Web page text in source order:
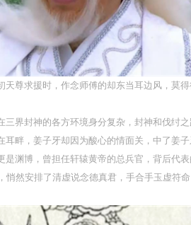
尊求援时，作念师傅的却东当耳边风，莫
界封神的各方环境身分复杂，封神和伐纣之
畔，姜子牙却因为酸心的情面关，中了姜子
渊博，曾担任轩辕黄帝的总兵官，背后代
悄然安排了清虚说念德真君，手合手玉虚符